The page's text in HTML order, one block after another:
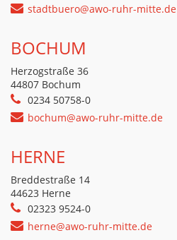
stadtbuero@awo-ruhr-mitte.de
BOCHUM
Herzogstraße 36
44807 Bochum
0234 50758-0
bochum@awo-ruhr-mitte.de
HERNE
Breddestraße 14
44623 Herne
02323 9524-0
herne@awo-ruhr-mitte.de